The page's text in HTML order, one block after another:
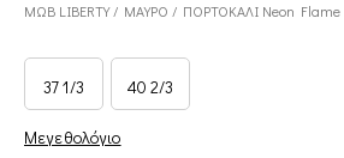
ΜΩΒ LIBERTY / ΜΑΥΡΟ / ΠΟΡΤΟΚΑΛΙ Neon Flame
37 1/3 40 2/3
Μεγεθολόγιο